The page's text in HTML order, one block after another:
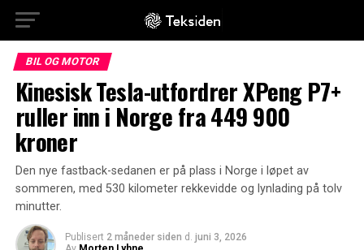
BIL OG MOTOR
Kinesisk Tesla-utfordrer XPeng P7+
ruller inn i Norge fra 449 900
kroner
Den nye fastback-sedanen er på plass i Norge i løpet av
sommeren, med 530 kilometer rekkevidde og lynlading på tolv
minutter.
Publisert 2 måneder siden d. juni 3, 2026